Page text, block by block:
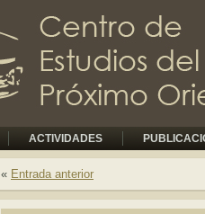
ACTIVIDADES
« Entrada anterior